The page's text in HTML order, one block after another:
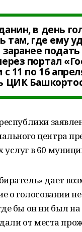
в день
там, где ему
портал
11 по 16
ЦИК
центра
в 60
дает
о голосовании
бы он ни был на
от места